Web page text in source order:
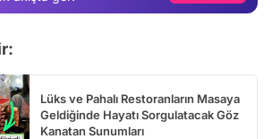
Lüks ve Pahalı Restoranların Masaya
Geldiğinde Hayatı Sorgulatacak Göz
Kanatan Sunumları